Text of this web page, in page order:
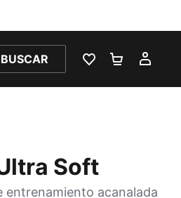
BUSCAR
LISTA DE
Soft
entrenamiento acanalada